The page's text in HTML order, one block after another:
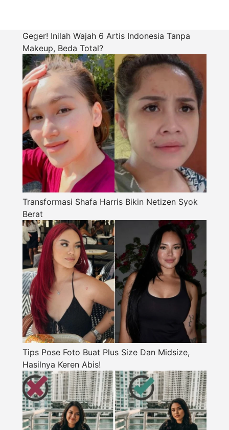
Geger! Inilah Wajah 6 Artis Indonesia Tanpa
Makeup, Beda Total?
Transformasi Shafa Harris Bikin Netizen Syok
Berat
Tips Pose Foto Buat Plus Size Dan Midsize,
Hasilnya Keren Abis!